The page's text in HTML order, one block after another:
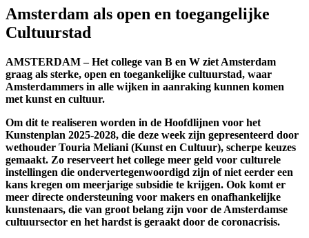
Amsterdam als open en toegangelijke
Cultuurstad
AMSTERDAM – Het college van B en W ziet Amsterdam
graag als sterke, open en toegankelijke cultuurstad, waar
Amsterdammers in alle wijken in aanraking kunnen komen
met kunst en cultuur.
Om dit te realiseren worden in de Hoofdlijnen voor het
Kunstenplan 2025-2028, die deze week zijn gepresenteerd door
wethouder Touria Meliani (Kunst en Cultuur), scherpe keuzes
gemaakt. Zo reserveert het college meer geld voor culturele
instellingen die ondervertegenwoordigd zijn of niet eerder een
kans kregen om meerjarige subsidie te krijgen. Ook komt er
meer directe ondersteuning voor makers en onafhankelijke
kunstenaars, die van groot belang zijn voor de Amsterdamse
cultuursector en het hardst is geraakt door de coronacrisis.